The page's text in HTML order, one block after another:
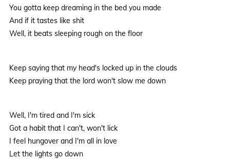
You gotta keep dreaming in the bed you made
And if it tastes like shit
Well, it beats sleeping rough on the floor
Keep saying that my head's locked up in the clouds
Keep praying that the lord won't slow me down
Well, I'm tired and I'm sick
Got a habit that I can't, won't lick
I feel hungover and I'm all in love
Let the lights go down